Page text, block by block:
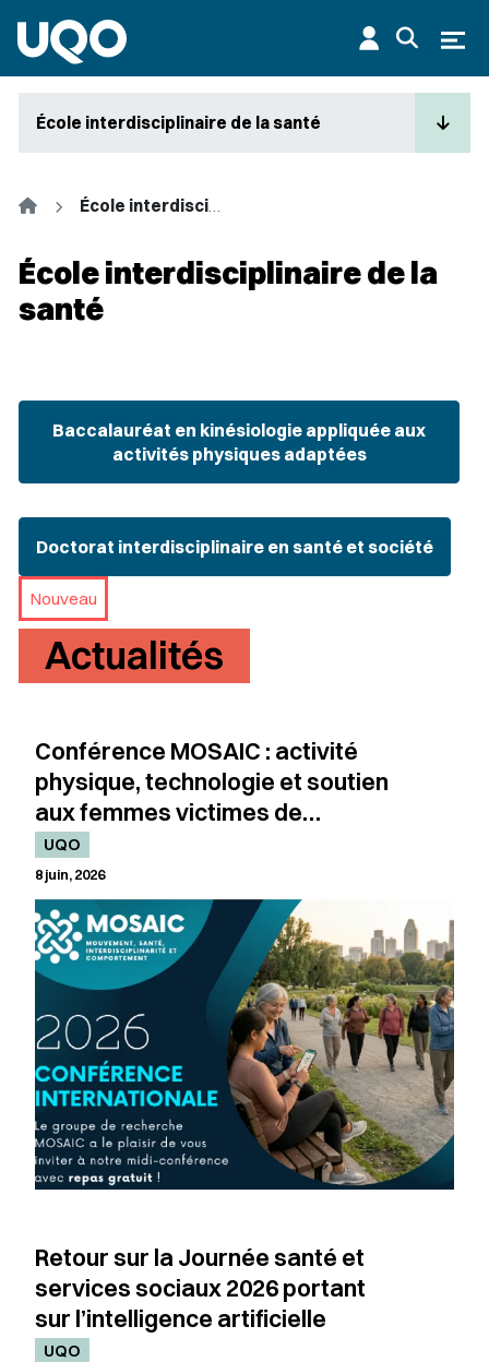
École interdisciplinaire de la santé
Accueil École interdisciplinaire de la santé
École interdisciplinaire de la
santé
Baccalauréat en kinésiologie appliquée aux
activités physiques adaptées
Doctorat interdisciplinaire en santé et société
Nouveau
Actualités
Conférence MOSAIC : activité
physique, technologie et soutien
aux femmes victimes de
violence
UQO
8 juin, 2026
Retour sur la Journée santé et
services sociaux 2026 portant
sur l’intelligence artificielle
UQO